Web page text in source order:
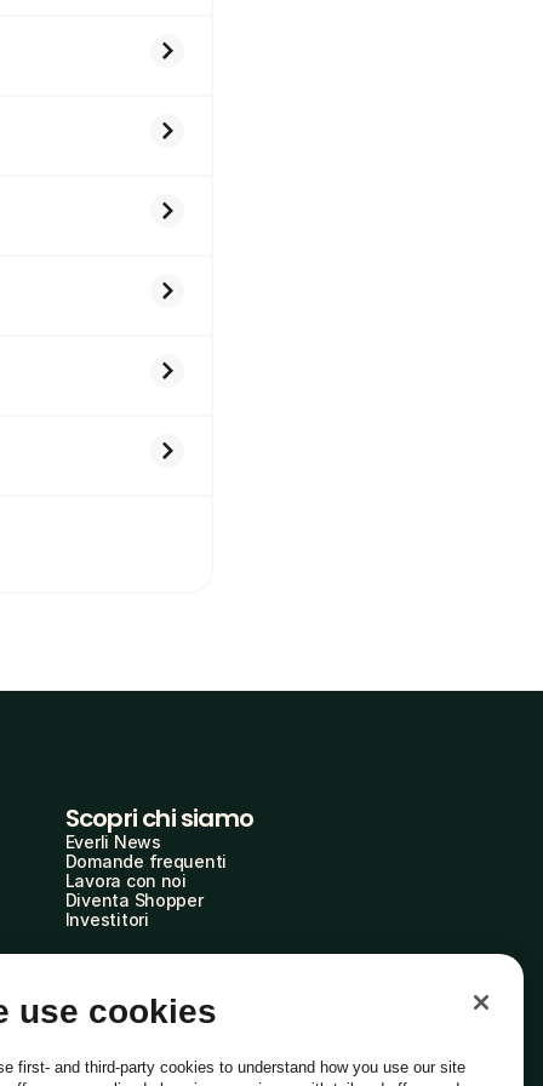
Scopri chi siamo
Everli News
Domande frequenti
Lavora con noi
Diventa Shopper
Investitori
use cookies
first- and third-party cookies to understand how you use our site